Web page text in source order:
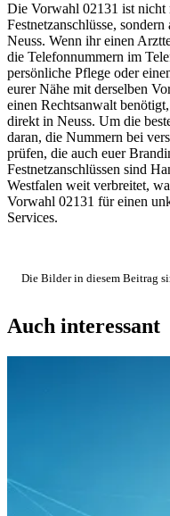
Die Vorwahl 02131 ist
Festnetzanschlüsse,
Neuss. Wenn ihr einen
die Telefonnummern im
persönliche Pflege oder
eurer Nähe mit derselben
einen Rechtsanwalt
direkt in Neuss. Um die
daran, die Nummern bei
prüfen, die auch euer
Festnetzanschlüssen sind
Westfalen weit verbreitet,
Vorwahl 02131 für einen
Services.
Die Bilder in diesem Beitrag
Auch interessant